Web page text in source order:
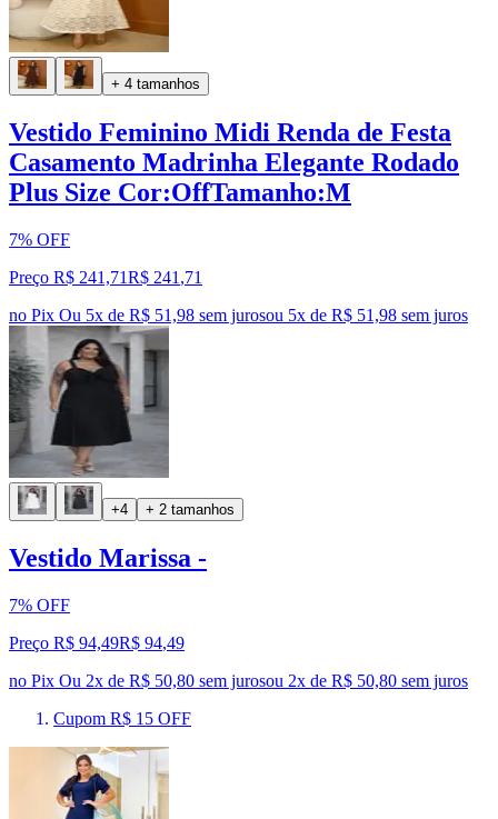
+ 4 tamanhos
Vestido Feminino Midi Renda de Festa
Casamento Madrinha Elegante Rodado
Plus Size Cor:OffTamanho:M
7% OFF
Preço R$ 241,71R$ 241 ,71
no Pix Ou 5x de R$ 51,98 sem jurosou 5x de R$ 51,98 sem juros
+4 + 2 tamanhos
Vestido Marissa -
7% OFF
Preço R$ 94,49R$ 94,49
no Pix Ou 2x de R$ 50,80 sem jurosou 2x de R$ 50,80 sem juros
Cupom R$ 15 OFF